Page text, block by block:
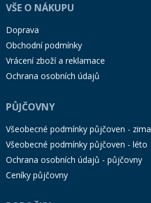
VŠE O NÁKUPU
Doprava
Obchodní podmínky
Vrácení zboží a reklamace
Ochrana osobních údajů
PŮJČOVNY
Všeobecné podmínky půjčoven - zima
Všeobecné podmínky půjčoven - léto
Ochrana osobních údajů - půjčovny
Ceníky půjčovny